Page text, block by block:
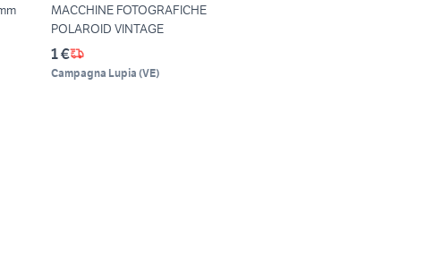
MACCHINE FOTOGRAFICHE
POLAROID VINTAGE
1 €
Campagna Lupia (VE)